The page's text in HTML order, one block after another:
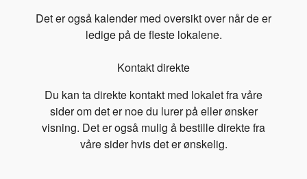
Det er også kalender med oversikt over når de er
ledige på de fleste lokalene.
Kontakt direkte
Du kan ta direkte kontakt med lokalet fra våre
sider om det er noe du lurer på eller ønsker
visning. Det er også mulig å bestille direkte fra
våre sider hvis det er ønskelig.